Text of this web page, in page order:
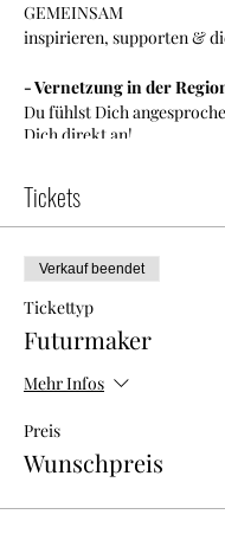
GEMEINSAM
inspirieren, supporten &
- Vernetzung in der
Du fühlst Dich
Dich direkt an!
-FEMALE
Info:
Der Mindesteintrittpreis
Preis für das Abendessen.
selbst den Wert dieses
festlegen.
Tickets
Verkauf beendet
Tickettyp
Futurmaker
Mehr Infos
Preis
Wunschpreis